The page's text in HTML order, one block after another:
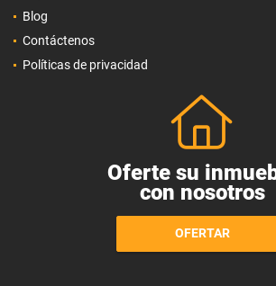
Blog
Contáctenos
Políticas de privacidad
Oferte su
con nosotros
OFERTAR